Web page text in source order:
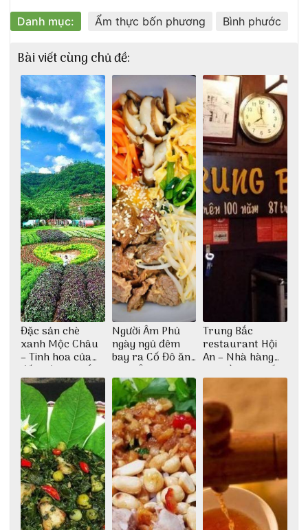
Danh mục: Ẩm thực bốn phương Bình phước
Bài viết cùng chủ đề:
Đặc sản chè
xanh Mộc Châu
– Tinh hoa của
đất trời Tây Bắc
Người Âm Phủ
ngày ngủ đêm
bay ra Cố Đô ăn
Cơm Âm Phủ
Huế
Trung Bắc
restaurant Hội
An – Nhà hàng
cao lầu có thiết
kế vô cùng ấn
tượng giữa lòng
phố Hội